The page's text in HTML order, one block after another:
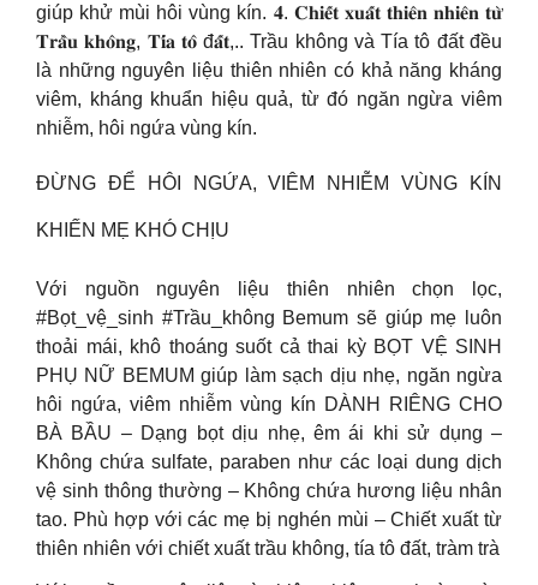
giúp khử mùi hôi vùng kín. 𝟒. 𝐂𝐡𝐢𝐞̂́𝐭 𝐱𝐮𝐚̂́𝐭 𝐭𝐡𝐢𝐞̂𝐧 𝐧𝐡𝐢𝐞̂𝐧 𝐭𝐮̛̀
𝐓𝐫𝐚̂̀𝐮 𝐤𝐡𝐨̂𝐧𝐠, 𝐓𝐢́𝐚 𝐭𝐨̂ đ𝐚̂́𝐭,.. Trầu không và Tía tô đất đều
là những nguyên liệu thiên nhiên có khả năng kháng
viêm, kháng khuẩn hiệu quả, từ đó ngăn ngừa viêm
nhiễm, hôi ngứa vùng kín.
ĐỪNG ĐỂ HÔI NGỨA, VIÊM NHIỄM VÙNG KÍN
KHIẾN MẸ KHÓ CHỊU
Với nguồn nguyên liệu thiên nhiên chọn lọc,
#Bọt_vệ_sinh #Trầu_không Bemum sẽ giúp mẹ luôn
thoải mái, khô thoáng suốt cả thai kỳ BỌT VỆ SINH
PHỤ NỮ BEMUM giúp làm sạch dịu nhẹ, ngăn ngừa
hôi ngứa, viêm nhiễm vùng kín DÀNH RIÊNG CHO
BÀ BẦU – Dạng bọt dịu nhẹ, êm ái khi sử dụng –
Không chứa sulfate, paraben như các loại dung dịch
vệ sinh thông thường – Không chứa hương liệu nhân
tao. Phù hợp với các mẹ bị nghén mùi – Chiết xuất từ
thiên nhiên với chiết xuất trầu không, tía tô đất, tràm trà